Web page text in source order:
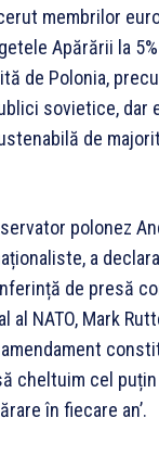
membrilor
Apărării la
de Polonia,
sovietice, dar
de
polonez
a
de presă
al NATO, Mark
cheltuim cel puțin
în fiecare an’.